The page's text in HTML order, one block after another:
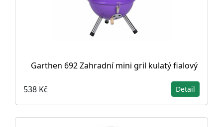
Garthen 692 Zahradní mini gril kulatý fialový
538 Kč Detail